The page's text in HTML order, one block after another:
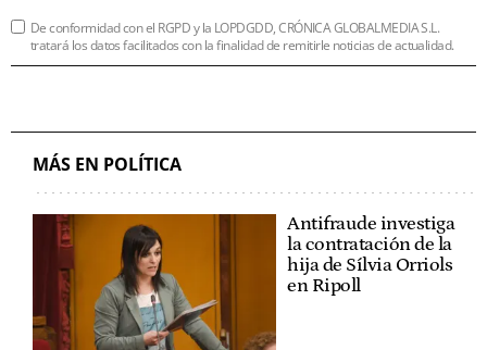
De conformidad con el RGPD y la LOPDGDD, CRÓNICA GLOBALMEDIA S.L.
tratará los datos facilitados con la finalidad de remitirle noticias de actualidad.
MÁS EN POLÍTICA
Antifraude investiga
la contratación de la
hija de Sílvia Orriols
en Ripoll